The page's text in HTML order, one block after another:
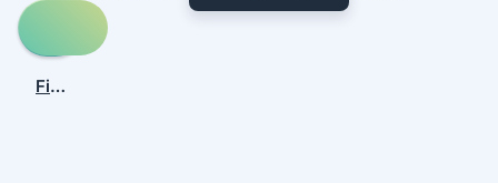
Entdecke
Reisen
Cartagena
Finde